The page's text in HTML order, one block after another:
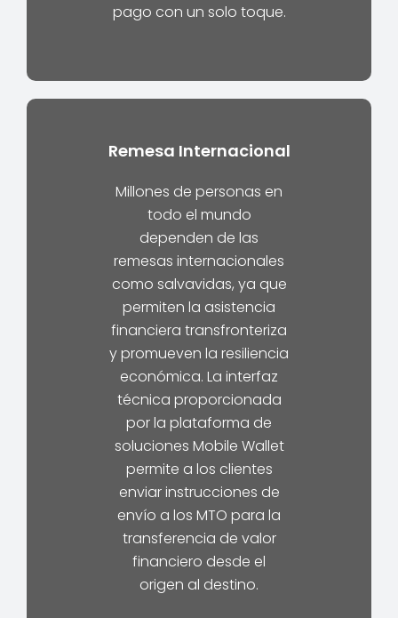
pago con un solo toque.
Remesa Internacional
Millones de personas en
todo el mundo
dependen de las
remesas internacionales
como salvavidas, ya que
permiten la asistencia
financiera transfronteriza
y promueven la resiliencia
económica. La interfaz
técnica proporcionada
por la plataforma de
soluciones Mobile Wallet
permite a los clientes
enviar instrucciones de
envío a los MTO para la
transferencia de valor
financiero desde el
origen al destino.